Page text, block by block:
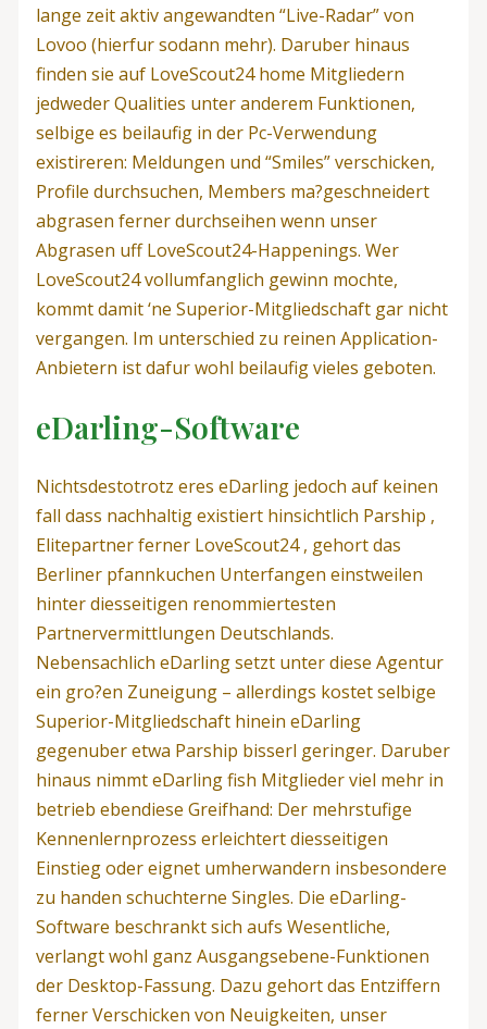
lange zeit aktiv angewandten “Live-Radar” von
Lovoo (hierfur sodann mehr). Daruber hinaus
finden sie auf LoveScout24 home Mitgliedern
jedweder Qualities unter anderem Funktionen,
selbige es beilaufig in der Pc-Verwendung
existireren: Meldungen und “Smiles” verschicken,
Profile durchsuchen, Members ma?geschneidert
abgrasen ferner durchseihen wenn unser
Abgrasen uff LoveScout24-Happenings. Wer
LoveScout24 vollumfanglich gewinn mochte,
kommt damit ‘ne Superior-Mitgliedschaft gar nicht
vergangen. Im unterschied zu reinen Application-
Anbietern ist dafur wohl beilaufig vieles geboten.
eDarling-Software
Nichtsdestotrotz eres eDarling jedoch auf keinen
fall dass nachhaltig existiert hinsichtlich Parship ,
Elitepartner ferner LoveScout24 , gehort das
Berliner pfannkuchen Unterfangen einstweilen
hinter diesseitigen renommiertesten
Partnervermittlungen Deutschlands.
Nebensachlich eDarling setzt unter diese Agentur
ein gro?en Zuneigung – allerdings kostet selbige
Superior-Mitgliedschaft hinein eDarling
gegenuber etwa Parship bisserl geringer. Daruber
hinaus nimmt eDarling fish Mitglieder viel mehr in
betrieb ebendiese Greifhand: Der mehrstufige
Kennenlernprozess erleichtert diesseitigen
Einstieg oder eignet umherwandern insbesondere
zu handen schuchterne Singles. Die eDarling-
Software beschrankt sich aufs Wesentliche,
verlangt wohl ganz Ausgangsebene-Funktionen
der Desktop-Fassung. Dazu gehort das Entziffern
ferner Verschicken von Neuigkeiten, unser